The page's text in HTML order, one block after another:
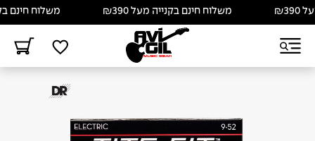
משלוח חינם בקנייה מעל ₪390 משלוח חינם בקנייה